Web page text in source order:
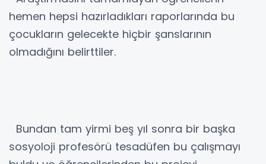
hemen hepsi hazırladıkları raporlarında bu
çocukların gelecekte hiçbir şanslarının
olmadığını belirttiler.
Bundan tam yirmi beş yıl sonra bir başka
sosyoloji profesörü tesadüfen bu çalışmayı